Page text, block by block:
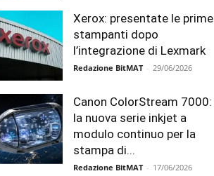
Xerox: presentate le prime
stampanti dopo
l’integrazione di Lexmark
Redazione BitMAT - 29/06/2026
Canon ColorStream 7000:
la nuova serie inkjet a
modulo continuo per la
stampa di...
Redazione BitMAT - 17/06/2026